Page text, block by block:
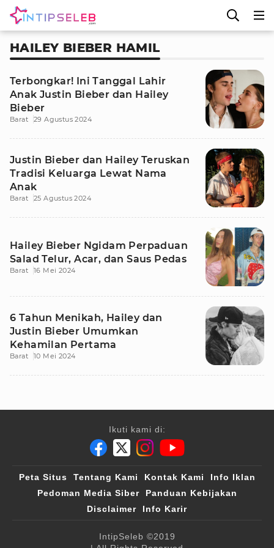
HAILEY BIEBER HAMIL
Terbongkar! Ini Tanggal Lahir
Anak Justin Bieber dan Hailey
Bieber
Barat 29 Agustus 2024
Justin Bieber dan Hailey Teruskan
Tradisi Keluarga Lewat Nama
Anak
Barat 25 Agustus 2024
Hailey Bieber Ngidam Perpaduan
Salad Telur, Acar, dan Saus Pedas
Barat 16 Mei 2024
6 Tahun Menikah, Hailey dan
Justin Bieber Umumkan
Kehamilan Pertama
Barat 10 Mei 2024
Ikuti kami di:
Peta Situs Tentang Kami Kontak Kami
Info Iklan
Pedoman Media Siber
Panduan Kebijakan
Disclaimer
Info Karir
IntipSeleb ©2019